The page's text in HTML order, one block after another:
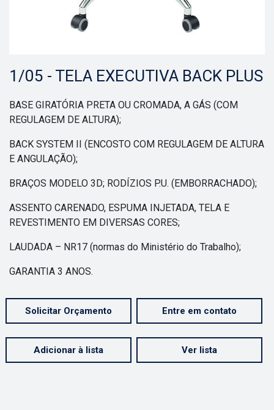
1/05 - TELA EXECUTIVA BACK PLUS
BASE GIRATÓRIA PRETA OU CROMADA, A GÁS (COM
REGULAGEM DE ALTURA);
BACK SYSTEM II (ENCOSTO COM REGULAGEM DE ALTURA
E ANGULAÇÃO);
BRAÇOS MODELO 3D; RODÍZIOS P.U. (EMBORRACHADO);
ASSENTO CARENADO, ESPUMA INJETADA, TELA E
REVESTIMENTO EM DIVERSAS CORES;
LAUDADA – NR17 (normas do Ministério do Trabalho);
GARANTIA 3 ANOS.
Solicitar Orçamento Entre em contato
Adicionar à lista Ver lista